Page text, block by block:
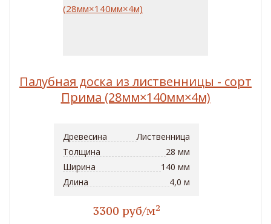
Палубная доска из лиственницы - сорт
Прима (28мм×140мм×4м)
Древесина
Лиственница
Толщина
28 мм
Ширина
140 мм
Длина
4,0 м
3300 руб/м2